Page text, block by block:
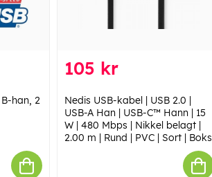
han, 2
105 kr
Nedis USB-kabel | USB 2.0 |
USB-A Han | USB-C™ Hann | 15
W | 480 Mbps | Nikkel belagt |
2.00 m | Rund | PVC | Sort | Boks